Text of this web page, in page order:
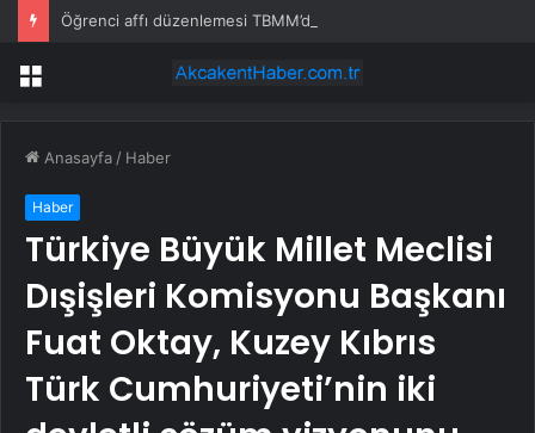
Öğrenci affı düzenlemesi TBMM’de kabul edildi
Menü
Anasayfa / Haber
Haber
Türkiye Büyük Millet Meclisi
Dışişleri Komisyonu Başkanı
Fuat Oktay, Kuzey Kıbrıs
Türk Cumhuriyeti’nin iki